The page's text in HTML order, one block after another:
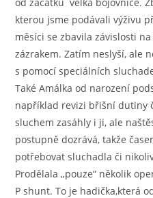
kterou jsme podávali výživu
měsíci se zbavila závislosti
zázrakem. Zatím neslyší, ale
s pomocí speciálních
Také Amálka od narození
například revizi břišní dutiny
sluchem zasáhly i ji, ale
postupně dozrává, takže
potřebovat sluchadla či
Prodělala „pouze“ několik
P shunt. To je hadička,která